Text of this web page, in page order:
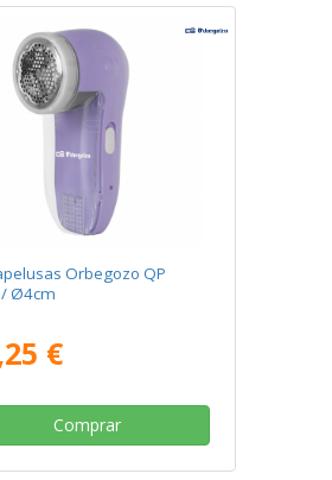
Orbegozo QP
Ø4cm
€
Comprar